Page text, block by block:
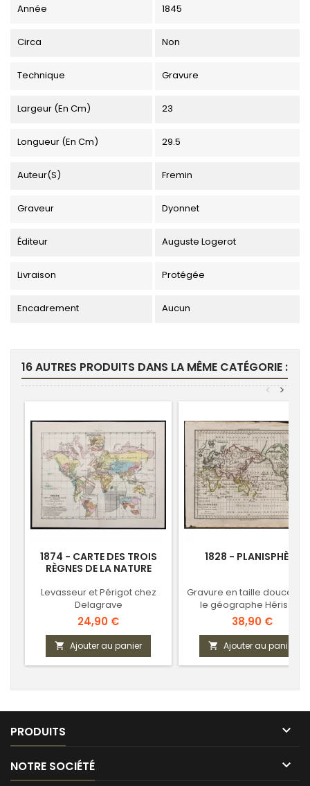
Année 1845
Circa Non
Technique Gravure
Largeur (en Cm) 23
Longueur (en Cm) 29.5
Auteur(s) Fremin
Graveur Dyonnet
Éditeur Auguste Logerot
Livraison Protégée
Encadrement Aucun
16 AUTRES PRODUITS DANS LA MÊME CATÉGORIE :
>
<
1874 - CARTE DES TROIS
RÈGNES DE LA NATURE
Levasseur et Périgot chez
Delagrave
Prix
24,90 €
 Ajouter au panier
1828 - PLANISPHÈRE
Gravure en taille douce -
le géographe Hérisson
Prix
38,90 €
 Ajouter au panier
PRODUITS 
NOTRE SOCIÉTÉ 